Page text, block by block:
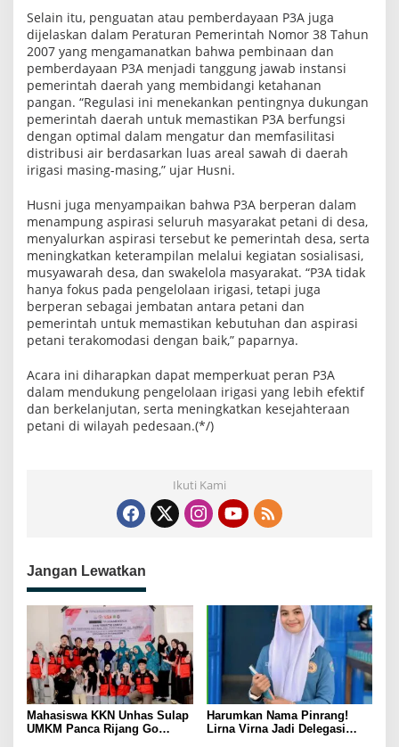
a
n
i
a
n
U
n
h
a
s
Selain itu, penguatan atau pemberdayaan P3A juga
dijelaskan dalam Peraturan Pemerintah Nomor 38 Tahun
2007 yang mengamanatkan bahwa pembinaan dan
pemberdayaan P3A menjadi tanggung jawab instansi
pemerintah daerah yang membidangi ketahanan
pangan. “Regulasi ini menekankan pentingnya dukungan
pemerintah daerah untuk memastikan P3A berfungsi
dengan optimal dalam mengatur dan memfasilitasi
distribusi air berdasarkan luas areal sawah di daerah
irigasi masing-masing,” ujar Husni.
Husni juga menyampaikan bahwa P3A berperan dalam
menampung aspirasi seluruh masyarakat petani di desa,
menyalurkan aspirasi tersebut ke pemerintah desa, serta
meningkatkan keterampilan melalui kegiatan sosialisasi,
musyawarah desa, dan swakelola masyarakat. “P3A tidak
hanya fokus pada pengelolaan irigasi, tetapi juga
berperan sebagai jembatan antara petani dan
pemerintah untuk memastikan kebutuhan dan aspirasi
petani terakomodasi dengan baik,” paparnya.
Acara ini diharapkan dapat memperkuat peran P3A
dalam mendukung pengelolaan irigasi yang lebih efektif
dan berkelanjutan, serta meningkatkan kesejahteraan
petani di wilayah pedesaan.(*/)
Ikuti Kami
Jangan Lewatkan
Mahasiswa KKN Unhas Sulap
UMKM Panca Rijang Go
Harumkan Nama Pinrang!
Lirna Virna Jadi Delegasi